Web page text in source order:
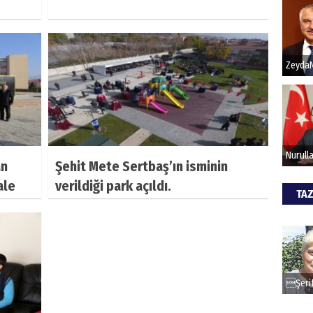
Şehit Mete Sertbaş’ın isminin
verildiği park açıldı.
Bu